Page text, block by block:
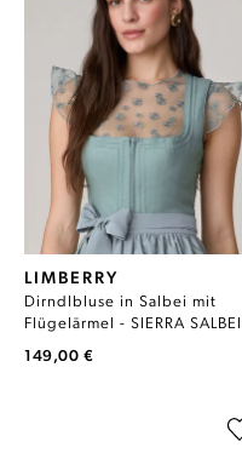
LIMBERRY
Dirndlbluse in Salbei mit
Flügelärmel - SIERRA SALBEI
149,00 €